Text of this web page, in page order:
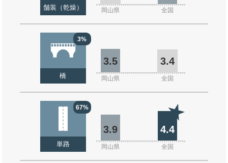
舗装（乾燥） 岡山県 全国
3%
橋
3.5 3.4
岡山県 全国
67%
単路
3.9 4.4
岡山県 全国